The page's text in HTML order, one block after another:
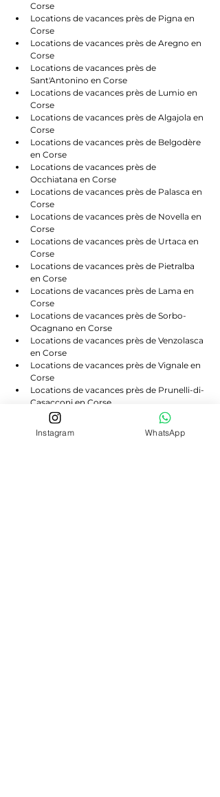
Corse
Locations de vacances près de Pigna en
Corse
Locations de vacances près de Aregno en
Corse
Locations de vacances près de
Sant'Antonino en Corse
Locations de vacances près de Lumio en
Corse
Locations de vacances près de Algajola en
Corse
Locations de vacances près de Belgodère
en Corse
Locations de vacances près de
Occhiatana en Corse
Locations de vacances près de Palasca en
Corse
Locations de vacances près de Novella en
Corse
Locations de vacances près de Urtaca en
Corse
Locations de vacances près de Pietralba
en Corse
Locations de vacances près de Lama en
Corse
Locations de vacances près de Sorbo-
Ocagnano en Corse
Locations de vacances près de Venzolasca
en Corse
Locations de vacances près de Vignale en
Corse
Locations de vacances près de Prunelli-di-
Casacconi en Corse
Locations de vacances près de Campitello
en Corse
Locations de vacances près de Scolca en
Instagram WhatsApp